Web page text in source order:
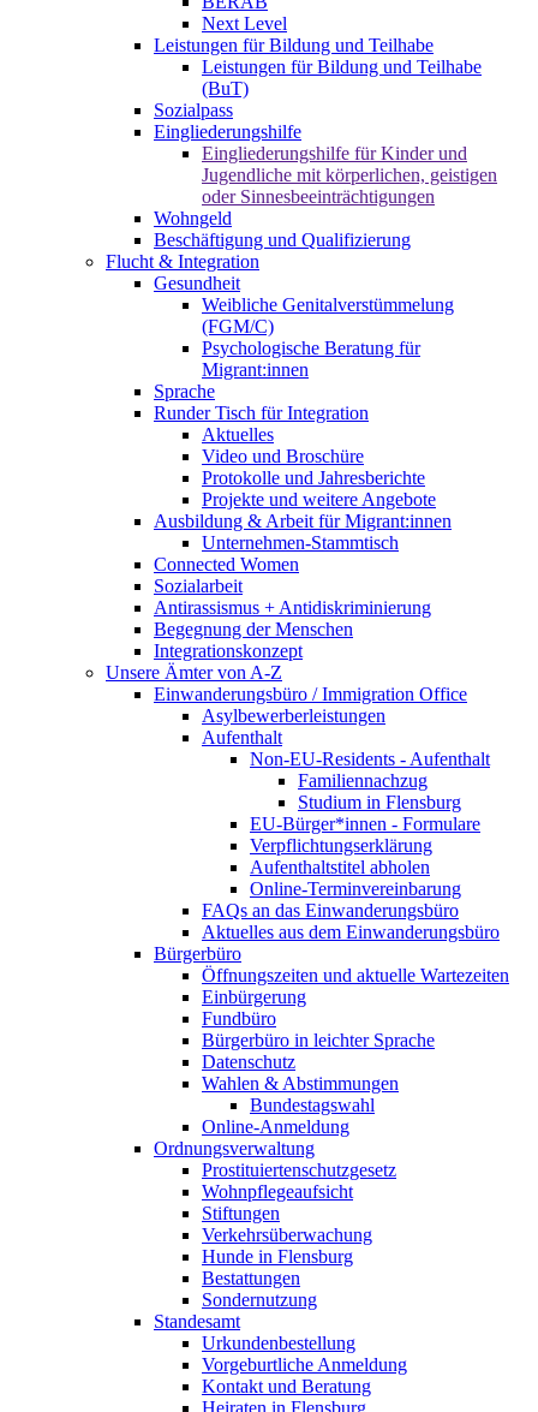
Next Level
Leistungen für Bildung und Teilhabe
Leistungen für Bildung und Teilhabe
(BuT)
Sozialpass
Eingliederungshilfe
Eingliederungshilfe für Kinder und
Jugendliche mit körperlichen, geistigen
oder Sinnesbeeinträchtigungen
Wohngeld
Beschäftigung und Qualifizierung
Flucht & Integration
Gesundheit
Weibliche Genitalverstümmelung
(FGM/C)
Psychologische Beratung für
Migrant:innen
Sprache
Runder Tisch für Integration
Aktuelles
Video und Broschüre
Protokolle und Jahresberichte
Projekte und weitere Angebote
Ausbildung & Arbeit für Migrant:innen
Unternehmen-Stammtisch
Connected Women
Sozialarbeit
Antirassismus + Antidiskriminierung
Begegnung der Menschen
Integrationskonzept
Unsere Ämter von A-Z
Einwanderungsbüro / Immigration Office
Asylbewerberleistungen
Aufenthalt
Non-EU-Residents - Aufenthalt
Familiennachzug
Studium in Flensburg
EU-Bürger*innen - Formulare
Verpflichtungserklärung
Aufenthaltstitel abholen
Online-Terminvereinbarung
FAQs an das Einwanderungsbüro
Aktuelles aus dem Einwanderungsbüro
Bürgerbüro
Öffnungszeiten und aktuelle Wartezeiten
Einbürgerung
Fundbüro
Bürgerbüro in leichter Sprache
Datenschutz
Wahlen & Abstimmungen
Bundestagswahl
Online-Anmeldung
Ordnungsverwaltung
Prostituiertenschutzgesetz
Wohnpflegeaufsicht
Stiftungen
Verkehrsüberwachung
Hunde in Flensburg
Bestattungen
Sondernutzung
Standesamt
Urkundenbestellung
Vorgeburtliche Anmeldung
Kontakt und Beratung
Heiraten in Flensburg